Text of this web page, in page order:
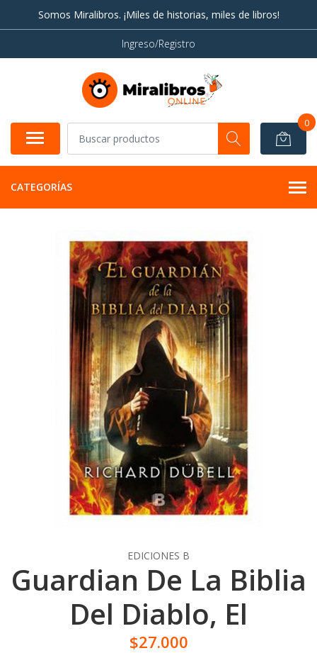
Somos Miralibros. ¡Miles de historias, miles de libros!
Ingreso/Registro
0
CATEGORÍAS
EDICIONES B
Guardian De La Biblia
Del Diablo, El
$27.000